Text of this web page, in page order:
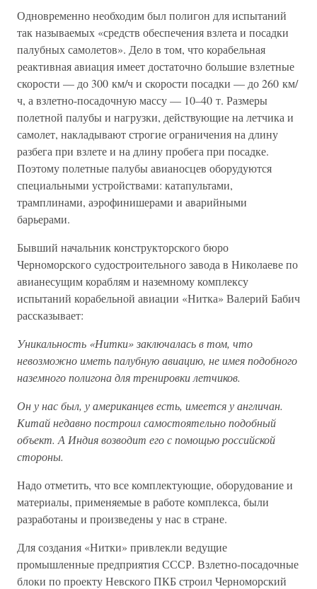
Одновременно необходим был полигон для испытаний
так называемых «средств обеспечения взлета и посадки
палубных самолетов». Дело в том, что корабельная
реактивная авиация имеет достаточно большие взлетные
скорости — до 300 км/ч и скорости посадки — до 260 км/
ч, а взлетно-посадочную массу — 10–40 т. Размеры
полетной палубы и нагрузки, действующие на летчика и
самолет, накладывают строгие ограничения на длину
разбега при взлете и на длину пробега при посадке.
Поэтому полетные палубы авианосцев оборудуются
специальными устройствами: катапультами,
трамплинами, аэрофинишерами и аварийными
барьерами.
Бывший начальник конструкторского бюро
Черноморского судостроительного завода в Николаеве по
авианесущим кораблям и наземному комплексу
испытаний корабельной авиации «Нитка» Валерий Бабич
рассказывает:
Уникальность «Нитки» заключалась в том, что
невозможно иметь палубную авиацию, не имея подобного
наземного полигона для тренировки летчиков.
Он у нас был, у американцев есть, имеется у англичан.
Китай недавно построил самостоятельно подобный
объект. А Индия возводит его с помощью российской
стороны.
Надо отметить, что все комплектующие, оборудование и
материалы, применяемые в работе комплекса, были
разработаны и произведены у нас в стране.
Для создания «Нитки» привлекли ведущие
промышленные предприятия СССР. Взлетно-посадочные
блоки по проекту Невского ПКБ строил Черноморский